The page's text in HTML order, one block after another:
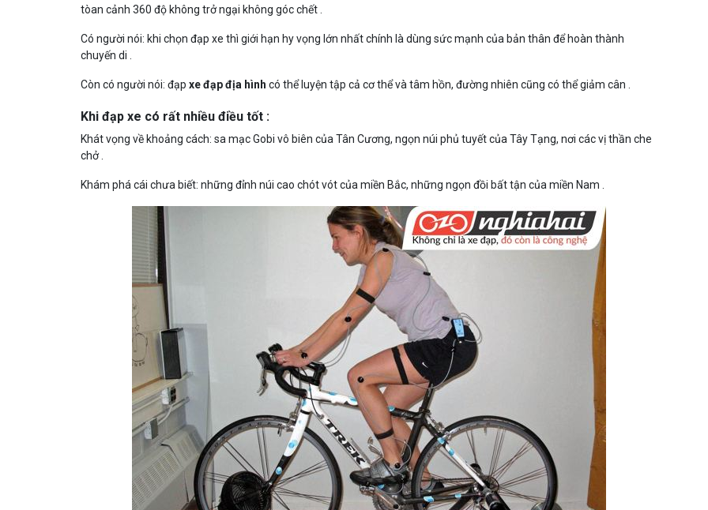
tòan cảnh 360 độ không trở ngại không góc chết .
Có người nói: khi chọn đạp xe thì giới hạn hy vọng lớn nhất chính là dùng sức mạnh của bản thân để hoàn thành
chuyến di .
Còn có người nói: đạp xe đạp địa hình có thể luyện tập cả cơ thể và tâm hồn, đường nhiên cũng có thể giảm cân .
Khi đạp xe có rất nhiều điều tốt :
Khát vọng về khoảng cách: sa mạc Gobi vô biên của Tân Cương, ngọn núi phủ tuyết của Tây Tạng, nơi các vị thần che
chở .
Khám phá cái chưa biết: những đỉnh núi cao chót vót của miền Bắc, những ngọn đồi bất tận của miền Nam .